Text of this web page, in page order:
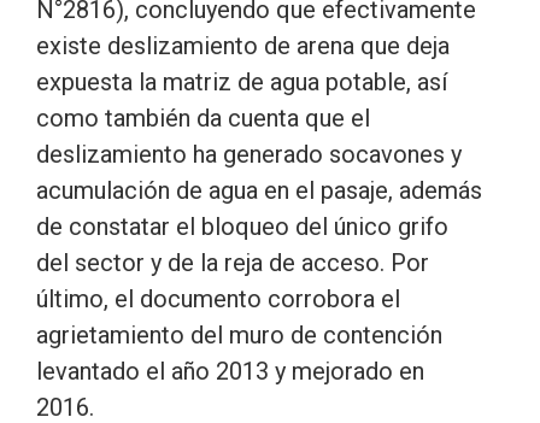
N°2816), concluyendo que efectivamente
existe deslizamiento de arena que deja
expuesta la matriz de agua potable, así
como también da cuenta que el
deslizamiento ha generado socavones y
acumulación de agua en el pasaje, además
de constatar el bloqueo del único grifo
del sector y de la reja de acceso. Por
último, el documento corrobora el
agrietamiento del muro de contención
levantado el año 2013 y mejorado en
2016.